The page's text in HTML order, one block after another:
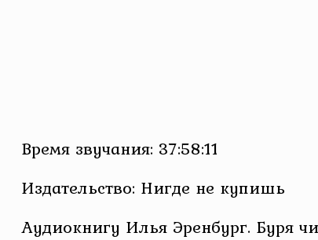
Время звучания: 37:58:11
Издательство: Нигде не купишь
Аудиокнигу Илья Эренбург. Буря